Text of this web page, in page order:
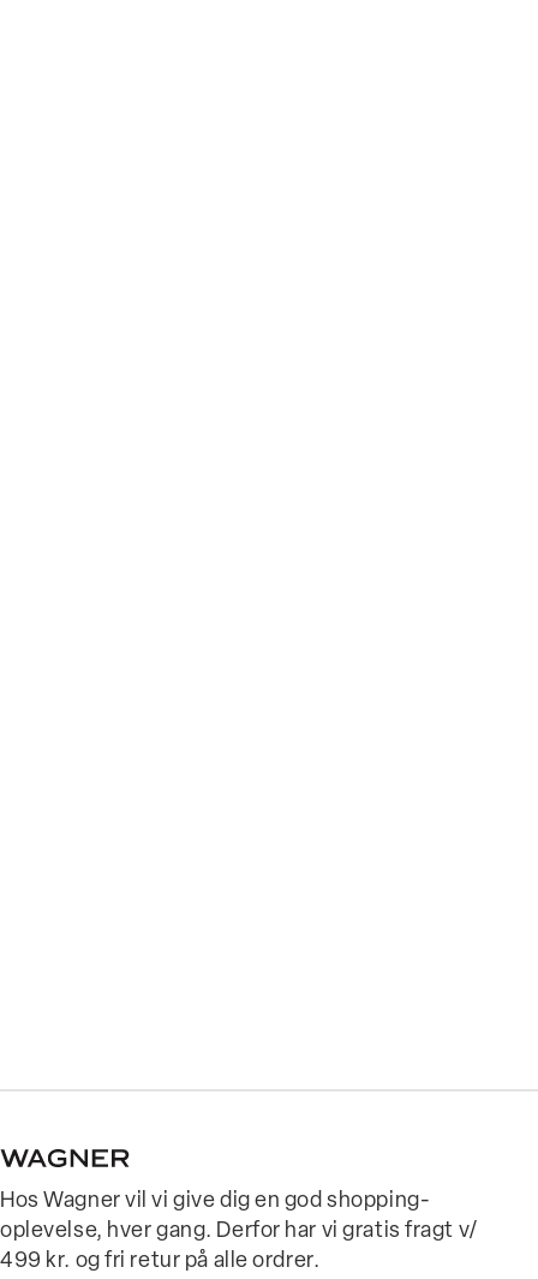
Hos Wagner vil vi give dig en god shopping-
oplevelse, hver gang. Derfor har vi gratis fragt v/
499 kr. og fri retur på alle ordrer.